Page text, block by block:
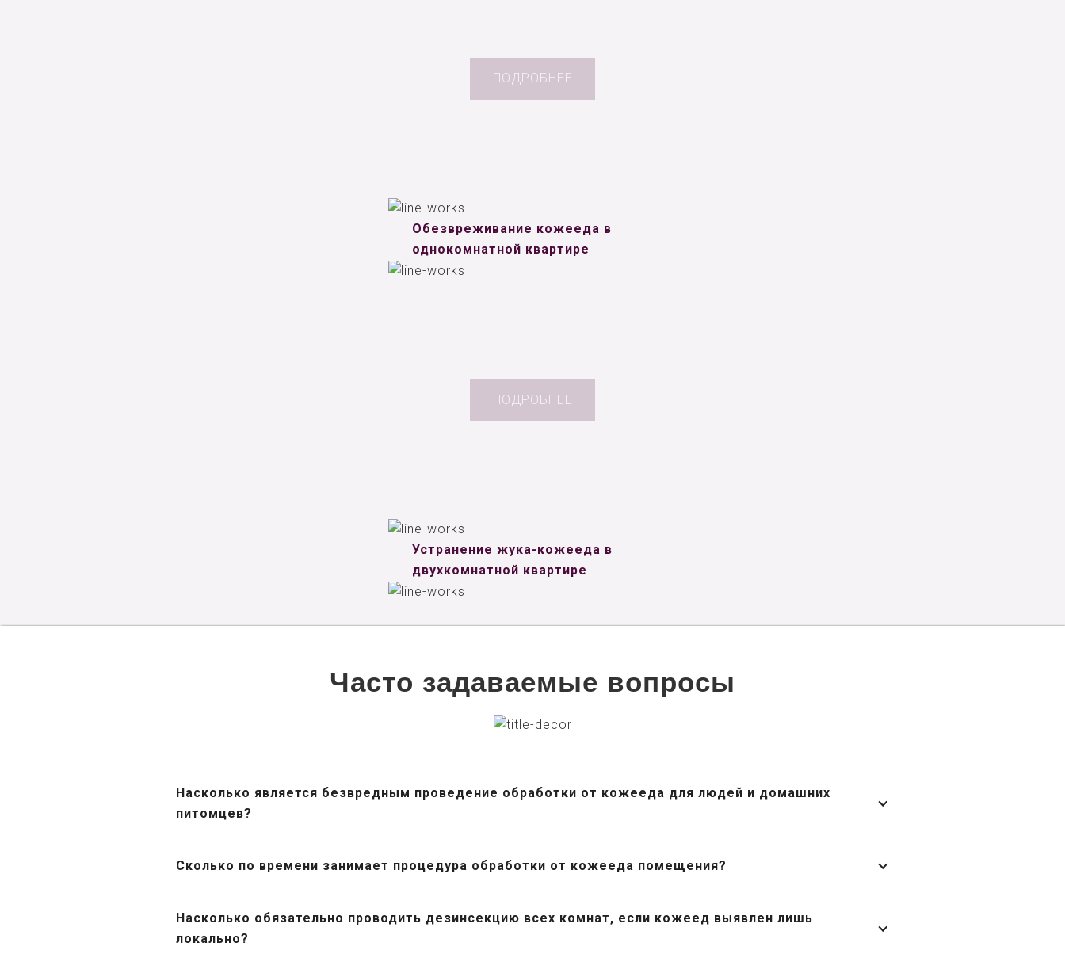
ПОДРОБНЕЕ
Обезвреживание кожееда в
однокомнатной квартире
ПОДРОБНЕЕ
Устранение жука-кожееда в
двухкомнатной квартире
Часто задаваемые вопросы
Насколько является безвредным проведение обработки от кожееда для людей и домашних
питомцев?
Сколько по времени занимает процедура обработки от кожееда помещения?
Насколько обязательно проводить дезинсекцию всех комнат, если кожеед выявлен лишь
локально?